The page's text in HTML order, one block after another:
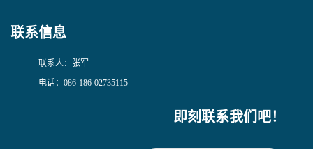
联系信息
联系人：张军
电话：086-186-02735115
即刻联系我们吧！